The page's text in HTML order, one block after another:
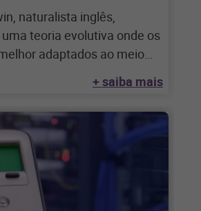
naturalista inglês,
teoria evolutiva onde os
adaptados ao meio
de sobrevivência
+ saiba mais